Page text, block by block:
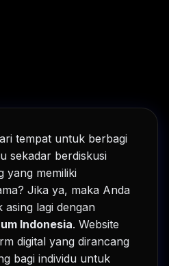
tempat untuk berbagi
sekadar berdiskusi
yang memiliki
Jika ya, maka Anda
asing lagi dengan
Indonesia. Website
digital yang dirancang
bagi individu untuk